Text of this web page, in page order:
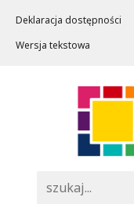
Deklaracja dostępności
Wersja tekstowa